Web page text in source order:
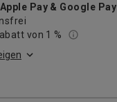
Pay & Google Pay
von 1 %